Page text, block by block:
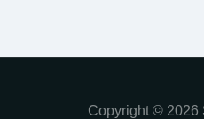
Copyright © 2026